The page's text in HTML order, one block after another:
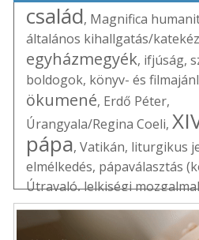
család, Magnifica
általános kihallgatás/
egyházmegyék, ifjúság,
boldogok, könyv- és
ökumené, Erdő Péter,
Úrangyala/Regina Coeli,
pápa, Vatikán, liturgikus
elmélkedés, pápaválasztás
Útravaló,lelkiségi